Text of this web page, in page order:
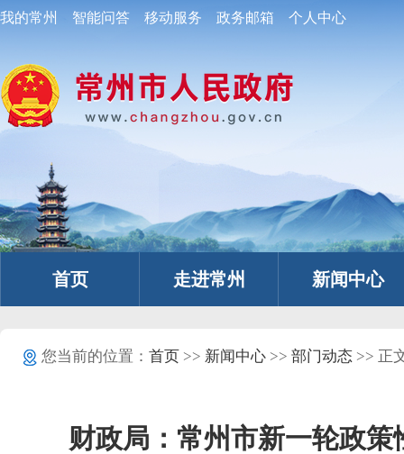
我的常州 智能问答 移动服务 政务邮箱 个人中心
首页 走进常州 新闻中心
您当前的位置： 首页>> 新闻中心>> 部门动态>> 正
财政局：常州市新一轮政